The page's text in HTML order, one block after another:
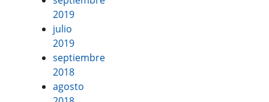
2019
julio
2019
septiembre
2018
agosto